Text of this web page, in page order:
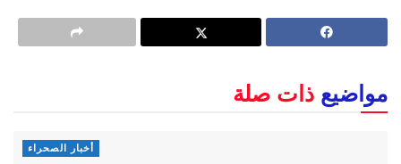
مواضيع ذات صلة
أخبار الصحراء